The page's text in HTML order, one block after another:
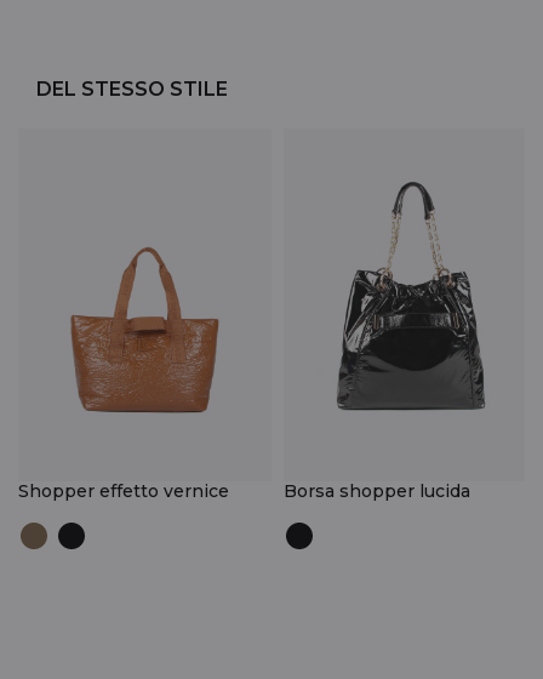
DEL STESSO STILE
Shopper effetto vernice Borsa shopper lucida